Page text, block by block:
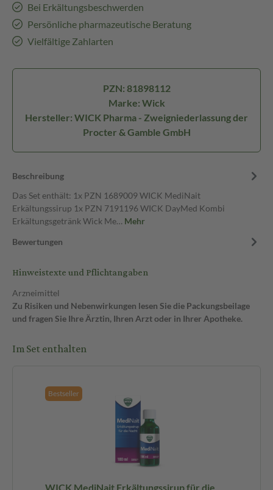
Bei Erkältungsbeschwerden
Persönliche pharmazeutische Beratung
Vielfältige Zahlarten
PZN: 81898112
Marke: Wick
Hersteller: WICK Pharma - Zweigniederlassung der
Procter & Gamble GmbH
Beschreibung
Das Set enthält: 1x PZN 1689009 WICK MediNait
Erkältungssirup 1x PZN 7191196 WICK DayMed Kombi
Erkältungsgetränk Wick Me… Mehr
Bewertungen
Hinweistexte und Pflichtangaben
Arzneimittel
Zu Risiken und Nebenwirkungen lesen Sie die Packungsbeilage
und fragen Sie Ihre Ärztin, Ihren Arzt oder in Ihrer Apotheke.
Im Set enthalten
Bestseller
WICK MediNait Erkältungssirup für die